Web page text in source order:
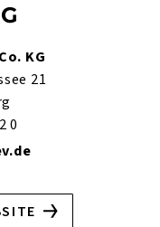
KG
21
0